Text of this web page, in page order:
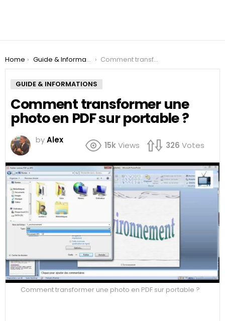
You are here:
Home Guide & Informations Comment transformer une photo en PDF sur portable ?
GUIDE & INFORMATIONS
Comment transformer une
photo en PDF sur portable ?
byAlex
15kViews 326 Votes
Comment transformer une photo en PDF sur portable ?